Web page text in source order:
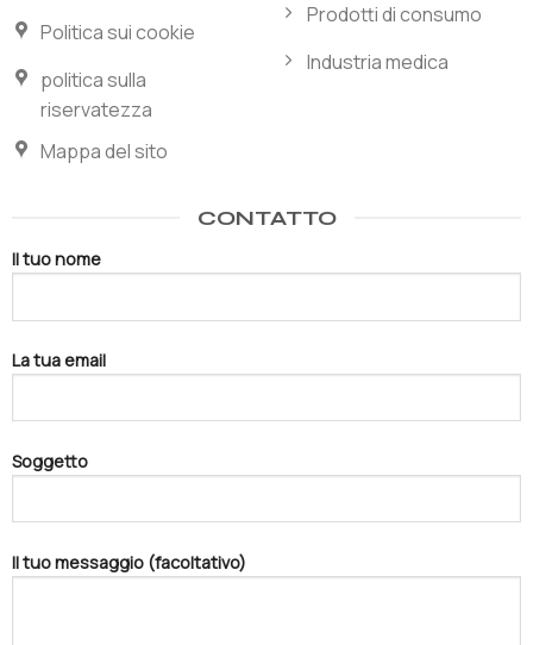
Politica sui cookie
politica sulla
riservatezza
Mappa del sito
Prodotti di consumo
Industria medica
CONTATTO
Il tuo nome
La tua email
Soggetto
Il tuo messaggio (facoltativo)